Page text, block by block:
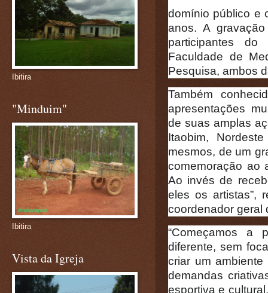
domínio público e
anos. A
participantes
Faculdade de
Pesquisa, ambos
Também
apresentações
de suas amplas
Itaobim,
mesmos, de um
comemoração ao
Ao invés de
eles os artistas”,
coordenador geral
“Começamos a
diferente, sem
criar um
demandas
esportiva e
Ibitira
"Minduim"
Ibitira
Vista da Igreja